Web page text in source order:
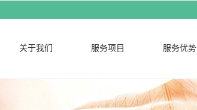
关于我们 服务项目 服务优势